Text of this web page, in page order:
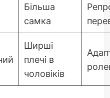
Більша
самка
Ширші
плечі в
чоловіків